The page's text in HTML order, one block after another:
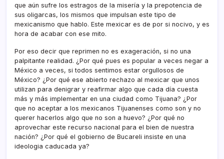
que aún sufre los estragos de la miserí­a y la prepotencia de
sus oligarcas, los mismos que impulsan este tipo de
mexicanismo que hablo. Este mexicar es de por si nocivo, y es
hora de acabar con ese mito.
Por eso decir que reprimen no es exageración, si no una
palpitante realidad. ¿Por qué pues es popular a veces negar a
México a veces, si todos sentimos estar orgullosos de
México? ¿Por qué ese abierto rechazo al mexicar que unos
utilizan para denigrar y reafirmar algo que cada dí­a cuesta
más y más implementar en una ciudad como Tijuana? ¿Por
que no aceptar a los mexicanos Tijuanenses como son y no
querer hacerlos algo que no son a huevo? ¿Por qué no
aprovechar este recurso nacional para el bien de nuestra
nación? ¿Por qué el gobierno de Bucareli insiste en una
ideologia caducada ya?